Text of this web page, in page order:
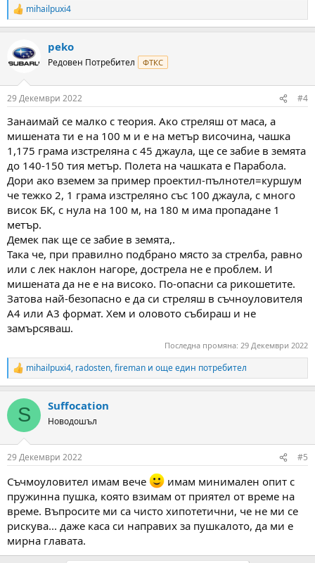
R
e
c
t
i
s
mihailpuxi4
peko
Редовен Потребител ФТКС
29 Декември 2022 #4
Занаимай се малко с теория. Ако стреляш от маса, а
мишената ти е на 100 м и е на метър височина, чашка
1,175 грама изстреляна с 45 джаула, ще се забие в земята
до 140-150 тия метър. Полета на чашката е Парабола.
Дори ако вземем за пример проектил-пълнотел=куршум
че тежко 2, 1 грама изстреляно със 100 джаула, с много
висок БК, с нула на 100 м, на 180 м има пропадане 1
метър.
Демек пак ще се забие в земята,.
Така че, при правилно подбрано място за стрелба, равно
или с лек наклон нагоре, дострела не е проблем. И
мишената да не е на високо. По-опасни са рикошетите.
Затова най-безопасно е да си стреляш в съчноуловителя
А4 или А3 формат. Хем и оловото събираш и не
замърсяваш.
Последна промяна: 29 Декември 2022
R
e
c
i
s
mihailpuxi4, radosten,fireman и още един потребител
S Suffocation
Новодошъл
29 Декември 2022 #5
Съчмоуловител имам вече
имам минимален опит с
пружинна пушка, която взимам от приятел от време на
време. Въпросите ми са чисто хипотетични, че не ми се
рискува... даже каса си направих за пушкалото, да ми е
мирна главата.